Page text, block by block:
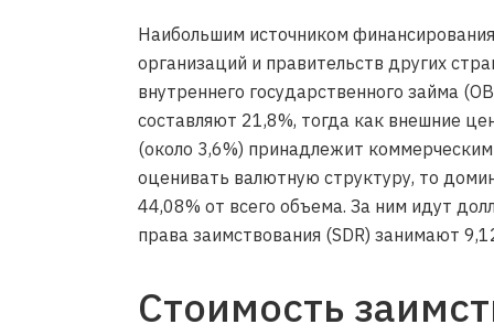
Наибольшим источником
организаций и правительств других
внутреннего государственного займа
составляют 21,8%, тогда как внешние
(около 3,6%) принадлежит
оценивать валютную структуру, то
44,08% от всего объема. За ним идут
права заимствования (SDR) занимают
Стоимость